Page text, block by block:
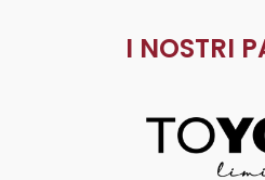
I NOSTRI